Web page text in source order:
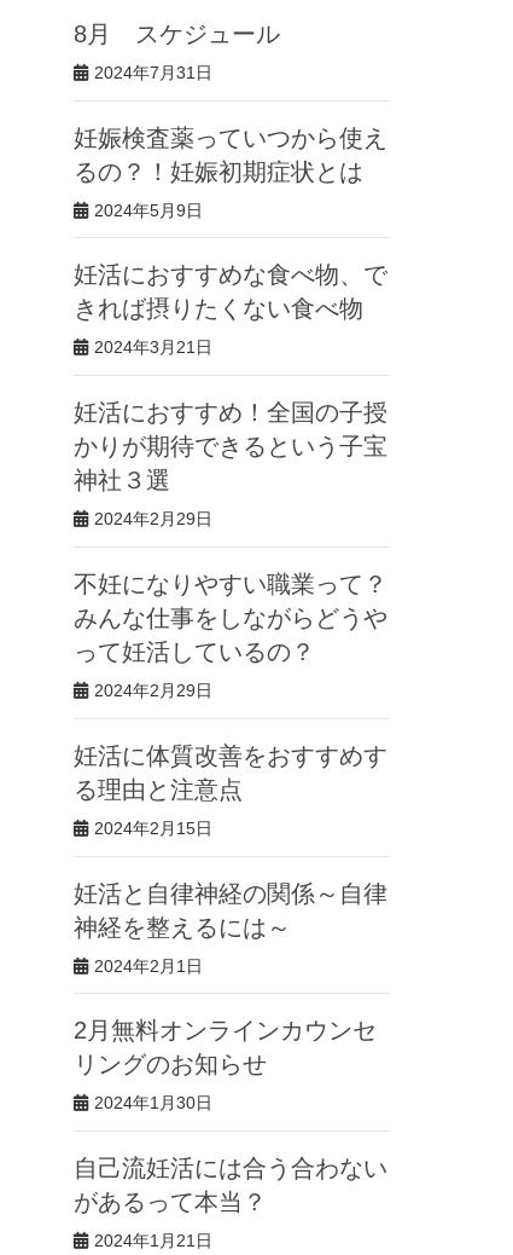
8月 スケジュール
2024年7月31日
妊娠検査薬っていつから使え
るの？！妊娠初期症状とは
2024年5月9日
妊活におすすめな食べ物、で
きれば摂りたくない食べ物
2024年3月21日
妊活におすすめ！全国の子授
かりが期待できるという子宝
神社３選
2024年2月29日
不妊になりやすい職業って？
みんな仕事をしながらどうや
って妊活しているの？
2024年2月29日
妊活に体質改善をおすすめす
る理由と注意点
2024年2月15日
妊活と自律神経の関係～自律
神経を整えるには～
2024年2月1日
2月無料オンラインカウンセ
リングのお知らせ
2024年1月30日
自己流妊活には合う合わない
があるって本当？
2024年1月21日